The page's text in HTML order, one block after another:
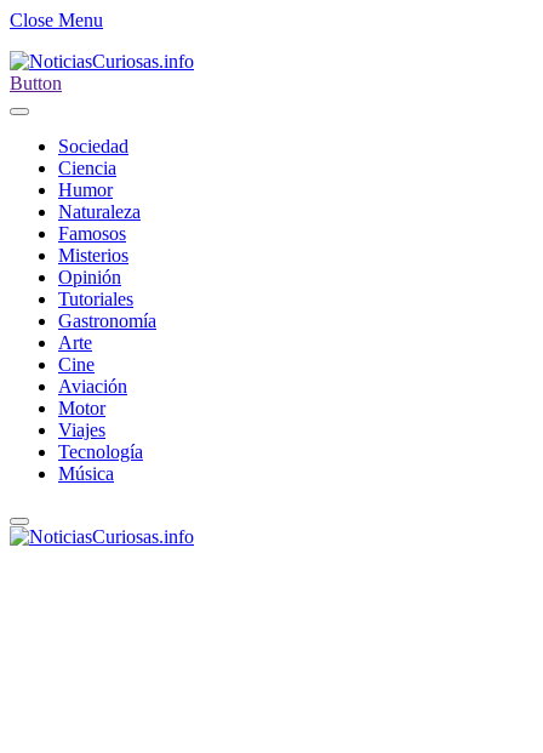
Close Menu
Button
Sociedad
Ciencia
Humor
Naturaleza
Famosos
Misterios
Opinión
Tutoriales
Gastronomía
Arte
Cine
Aviación
Motor
Viajes
Tecnología
Música